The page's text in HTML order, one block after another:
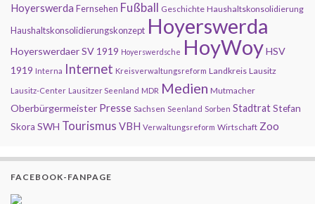
Hoyerswerda Fernsehen Fußball Geschichte Haushaltskonsolidierung
Haushaltskonsolidierungskonzept Hoyerswerda
Hoyerswerdaer SV 1919 Hoyerswerdsche HoyWoyHSV
1919 Interna Internet Kreisverwaltungsreform Landkreis Lausitz
Lausitz-Center Lausitzer Seenland MDR Medien Mutmacher
Oberbürgermeister Presse Sachsen Seenland Sorben StadtratStefan
Skora SWH Tourismus VBH Verwaltungsreform Wirtschaft Zoo
FACEBOOK-FANPAGE